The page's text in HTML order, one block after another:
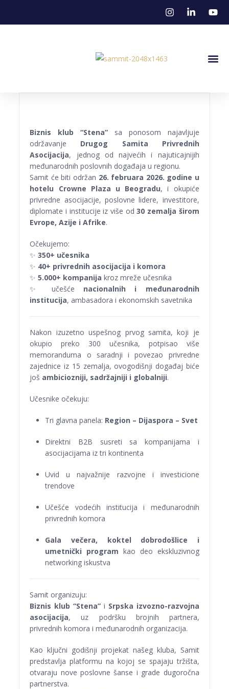
Biznis klub “Stena” sa ponosom najavljuje
održavanje Drugog Samita Privrednih
Asocijacija, jednog od najvećih i najuticajnijih
međunarodnih poslovnih događaja u regionu.
Samit će biti održan 26. februara 2026. godine u
hotelu Crowne Plaza u Beogradu, i okupiće
privredne asocijacije, poslovne lidere, investitore,
diplomate i institucije iz više od30 zemalja širom
Evrope, Azije i Afrike.
Očekujemo:
✨350+ učesnika
✨ 40+ privrednih asocijacija i komora
✨5.000+ kompanija kroz mreže učesnika
✨ učešće nacionalnih i međunarodnih
institucija, ambasadora i ekonomskih savetnika
Nakon izuzetno uspešnog prvog samita, koji je
okupio preko 300 učesnika, potpisao više
memoranduma o saradnji i povezao privredne
zajednice iz 15 zemalja, ovogodišnji događaj biće
još ambiciozniji, sadržajniji i globalniji.
Učesnike očekuju:
Tri glavna panela: Region – Dijaspora – Svet
Direktni B2B susreti sa kompanijama i
asocijacijama iz tri kontinenta
Uvid u najvažnije razvojne i investicione
trendove
Učešće vodećih institucija i međunarodnih
privrednih komora
Gala večera, koktel dobrodošlice i
umetnički program kao deo ekskluzivnog
networking iskustva
Samit organizuju:
Biznis klub “Stena” i Srpska izvozno-razvojna
asocijacija, uz podršku brojnih partnera,
privrednih komora i međunarodnih organizacija.
Kao ključni godišnji projekat našeg kluba, Samit
predstavlja platformu na kojoj se spajaju tržišta,
otvaraju nove poslovne šanse i grade dugoročna
partnerstva.